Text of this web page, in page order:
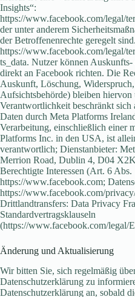
Insights“:
https://www.facebook.com/legal/
der unter anderem
der Betroffenenrechte geregelt
https://www.facebook.com/legal/
ts_data. Nutzer können
direkt an Facebook richten. Die
Auskunft, Löschung,
Aufsichtsbehörde) bleiben
Verantwortlichkeit beschränkt
Daten durch Meta Platforms
Verarbeitung, einschließlich einer
Platforms Inc. in den USA, ist
verantwortlich; Dienstanbieter:
Merrion Road, Dublin 4, D04
Berechtigte Interessen (Art. 6
https://www.facebook.com;
https://www.facebook.com/
Drittlandtransfers: Data Privacy
Standardvertragsklauseln
(https://www.facebook.com/legal/
Änderung und Aktualisierung
Wir bitten Sie, sich regelmäßig
Datenschutzerklärung zu
Datenschutzerklärung an, sobald